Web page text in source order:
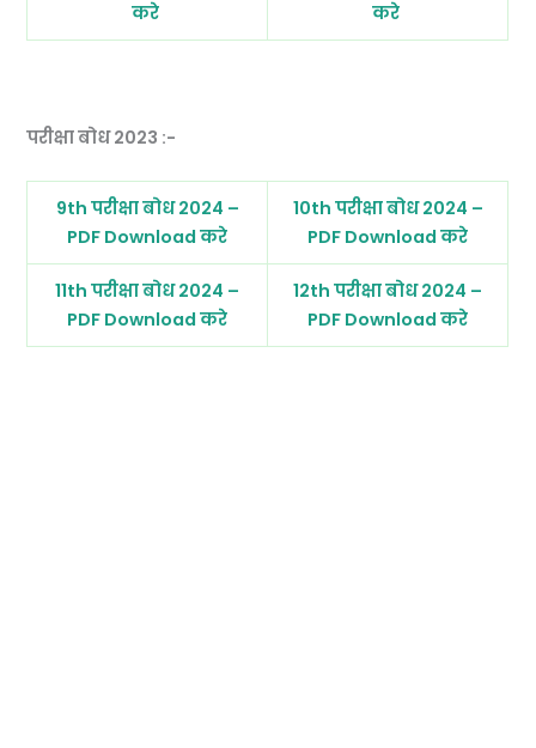
करे
करे
परीक्षा बोध 2023 :-
9th परीक्षा बोध 2024 –
PDF Download करे
10th परीक्षा बोध 2024 –
PDF Download करे
11th परीक्षा बोध 2024 –
PDF Download करे
12th परीक्षा बोध 2024 –
PDF Download करे